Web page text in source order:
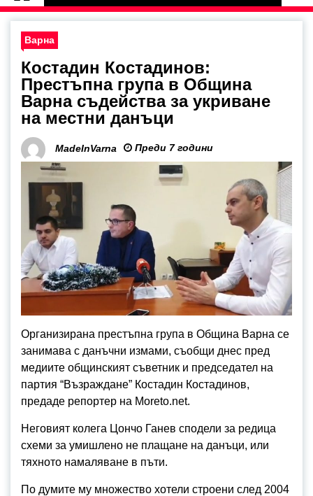
Варна
Костадин Костадинов:
Престъпна група в Община
Варна съдейства за укриване
на местни данъци
MadeInVarna Преди 7 години
Организирана престъпна група в Община Варна се
занимава с данъчни измами, съобщи днес пред
медиите общинският съветник и председател на
партия “Възраждане” Костадин Костадинов,
предаде репортер на Moreto.net.
Неговият колега Цончо Ганев сподели за редица
схеми за умишлено не плащане на данъци, или
тяхното намаляване в пъти.
По думите му множество хотели строени след 2004